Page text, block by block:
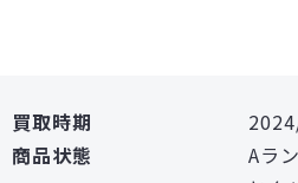
買取時期
商品状態
Aラ